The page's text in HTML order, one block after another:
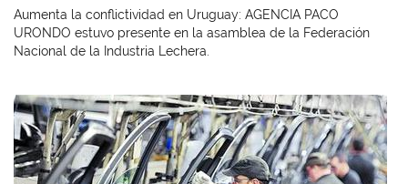
Aumenta la conflictividad en Uruguay: AGENCIA PACO
URONDO estuvo presente en la asamblea de la Federación
Nacional de la Industria Lechera.
Imagen